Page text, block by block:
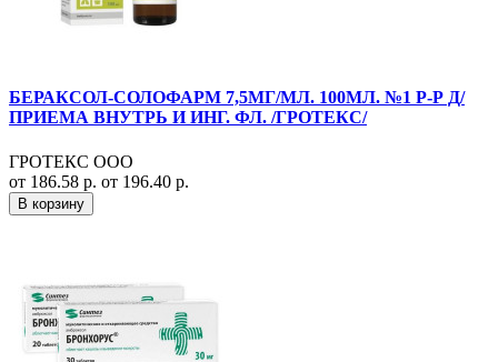
БЕРАКСОЛ-СОЛОФАРМ 7,5МГ/МЛ. 100МЛ. №1 Р-Р Д/
ПРИЕМА ВНУТРЬ И ИНГ. ФЛ. /ГРОТЕКС/
ГРОТЕКС ООО
от 186.58 р. от 196.40 р.
В корзину